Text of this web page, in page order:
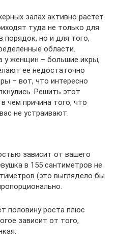
залах активно растет
туда не только для
порядок, но и для того,
области.
у женщин – большие икры,
ее недостаточно
– вот, что интересно
Решить этот
чем причина того, что
не устраивают.
зависит от вашего
в 155 сантиметров не
(это выглядело бы
половину роста плюс
зависит от того,